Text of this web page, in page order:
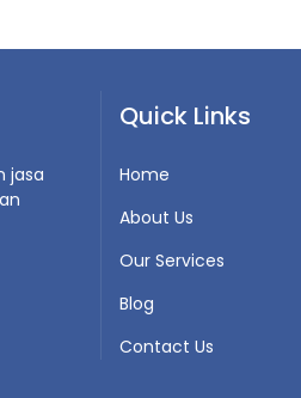
jasa
Quick Links
Home
About Us
Our Services
Blog
Contact Us